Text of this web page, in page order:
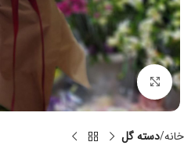
برای بزرگنمایی کلیک کنید
خانه دسته گل